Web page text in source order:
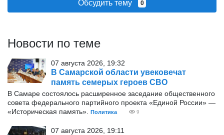
Обсудить тему 0
Новости по теме
07 августа 2026, 19:32
В Самарской области увековечат
память семерых героев СВО
В Самаре состоялось расширенное заседание общественного
совета федерального партийного проекта «Единой России» —
«Историческая память».
Политика 9
07 августа 2026, 19:11